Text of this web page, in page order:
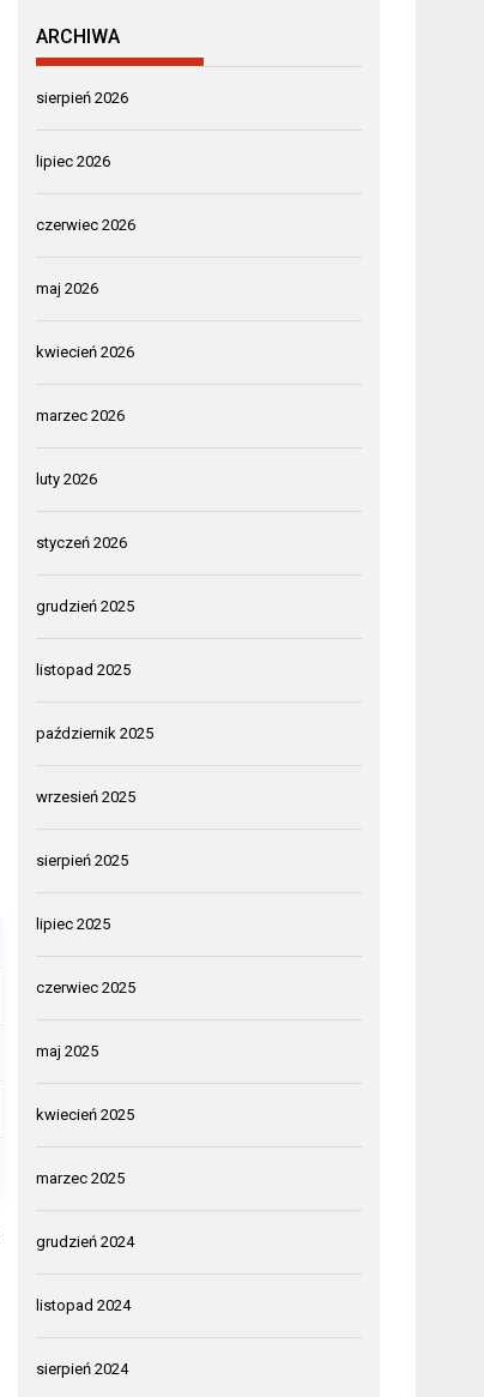
ARCHIWA
sierpień 2026
lipiec 2026
czerwiec 2026
maj 2026
kwiecień 2026
marzec 2026
luty 2026
styczeń 2026
grudzień 2025
listopad 2025
październik 2025
wrzesień 2025
sierpień 2025
lipiec 2025
czerwiec 2025
maj 2025
kwiecień 2025
marzec 2025
grudzień 2024
listopad 2024
sierpień 2024